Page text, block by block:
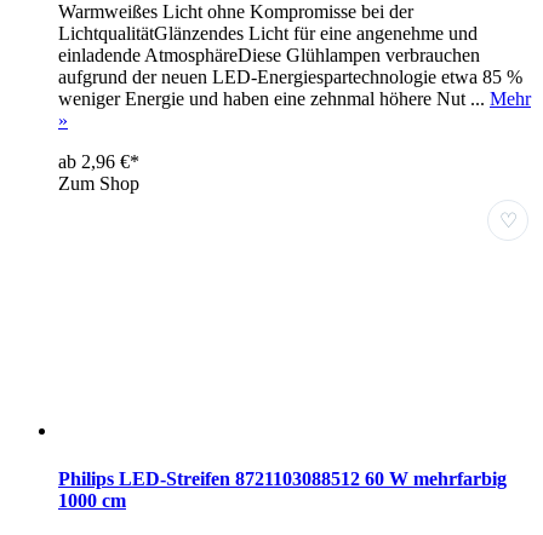
Warmweißes Licht ohne Kompromisse bei der
LichtqualitätGlänzendes Licht für eine angenehme und
einladende AtmosphäreDiese Glühlampen verbrauchen
aufgrund der neuen LED-Energiespartechnologie etwa 85 %
weniger Energie und haben eine zehnmal höhere Nut ... Mehr
»
ab 2,96 €*
Zum Shop
♡
Philips LED-Streifen 8721103088512 60 W mehrfarbig
1000 cm